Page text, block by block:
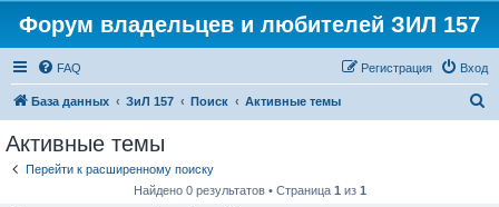
Форум владельцев и любителей ЗИЛ 157
FAQ Вход
Регистрация
База данных ЗиЛ 157 Поиск Активные темы
Активные темы
Перейти к расширенному поиску
Найдено 0 результатов • Страница 1 из 1